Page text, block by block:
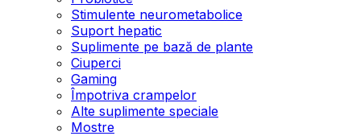
Stimulente neurometabolice
Suport hepatic
Suplimente pe bază de plante
Ciuperci
Gaming
Împotriva crampelor
Alte suplimente speciale
Mostre